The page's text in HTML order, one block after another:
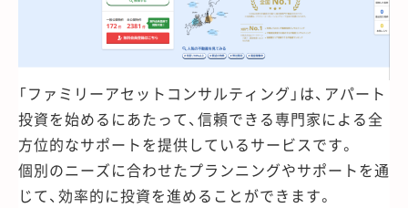
「ファミリーアセットコンサルティング」は、アパート
投資を始めるにあたって、信頼できる専門家による全
方位的なサポートを提供しているサービスです。
個別のニーズに合わせたプランニングやサポートを通
じて、効率的に投資を進めることができます。